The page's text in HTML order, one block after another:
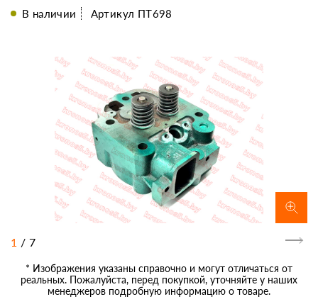
В наличии Артикул ПТ698
1 / 7
* Изображения указаны справочно и могут отличаться от
реальных. Пожалуйста, перед покупкой, уточняйте у наших
менеджеров подробную информацию о товаре.